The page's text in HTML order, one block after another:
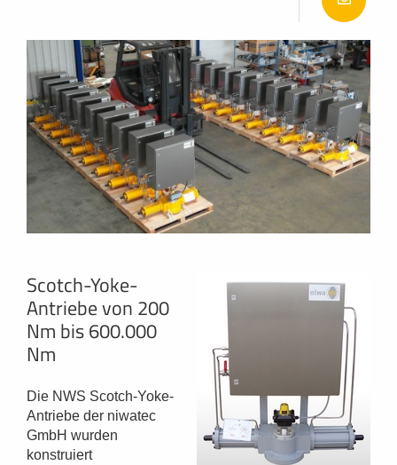
Scotch-Yoke-
Antriebe von 200
Nm bis 600.000
Nm
Die NWS Scotch-Yoke-
Antriebe der niwatec
GmbH wurden
konstruiert